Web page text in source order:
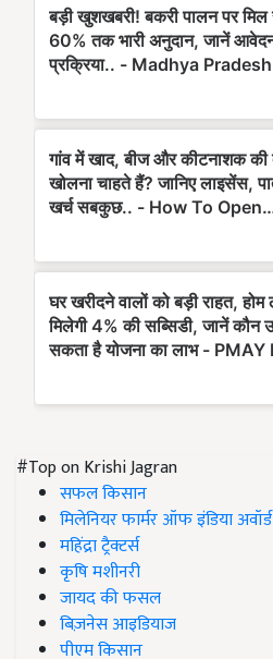
#Top on Krishi Jagran
सफल किसान
मिलेनियर फार्मर ऑफ इंडिया अवॉर्ड
महिंद्रा ट्रैक्टर्स
कृषि मशीनरी
जायद की फसल
बिज़नेस आइडियाज
पीएम किसान